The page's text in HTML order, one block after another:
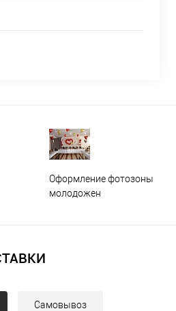
Оформление фотозоны
молодожен
Самовывоз